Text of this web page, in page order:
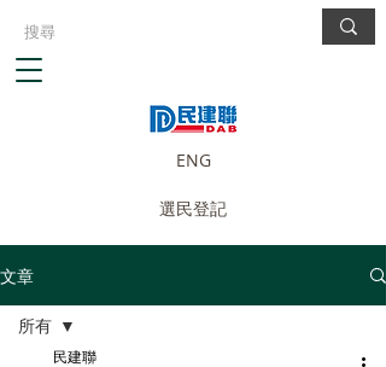
ENG
選民登記
文章
所有
民建聯